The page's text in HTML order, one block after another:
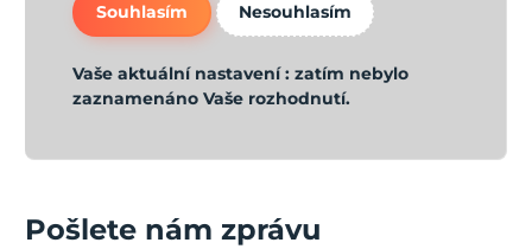
Souhlasím Nesouhlasím
Vaše aktuální nastavení : zatím nebylo
zaznamenáno Vaše rozhodnutí.
Pošlete nám zprávu